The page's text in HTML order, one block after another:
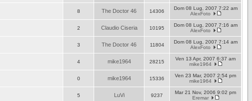
8 The Doctor 46 14306
Dom 08 Lug, 2007 7:22 am
AlexFoto
2 Claudio Ciseria 10195
Dom 08 Lug, 2007 7:16 am
AlexFoto
3 The Doctor 46 11804
Dom 08 Lug, 2007 7:14 am
AlexFoto
4 mike1964 28215
Ven 13 Apr, 2007 6:37 am
mike1964
0 mike1964 15336
Ven 23 Mar, 2007 2:54 pm
mike1964
5 LuVi 9237
Mar 21 Nov, 2006 9:02 pm
Eremar